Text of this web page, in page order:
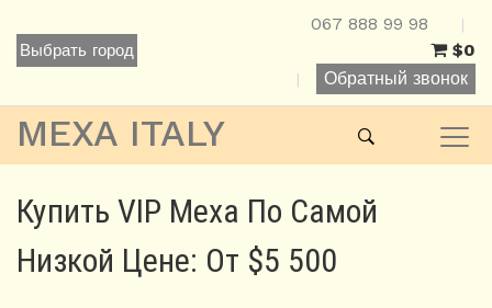
Выбрать город
067 888 99 98 |
$0
| Обратный звонок
MEXA ITALY
Купить VIP Меха По Самой
Низкой Цене: От $5 500